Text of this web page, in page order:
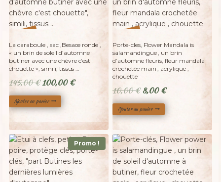
La caraboule , sac ,Besace ronde ,
« un brin de soleil d’automne
butiner avec une chèvre c’est
chouette », simili, tissus …
145,00€ Le
prix
initial
145,00 €.
100,00€Le
100,00 €.
Ajouter au panier
20
Porte-cles, Flower Mandala is
salamandingue , un brin
d’automne fleuris, fleur mandala
crochetée main , acrylique ,
chouette
10,00€ Le
prix
initial
10,00 €.
8,00€Le
prix
actuel
8,00 €.
Ajouter au panier
Promo !